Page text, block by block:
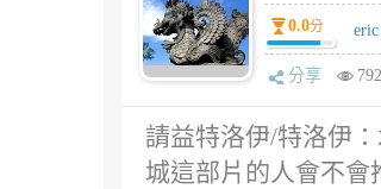
0.0分
分享
請益特洛伊/特洛伊
城這部片的人會不會